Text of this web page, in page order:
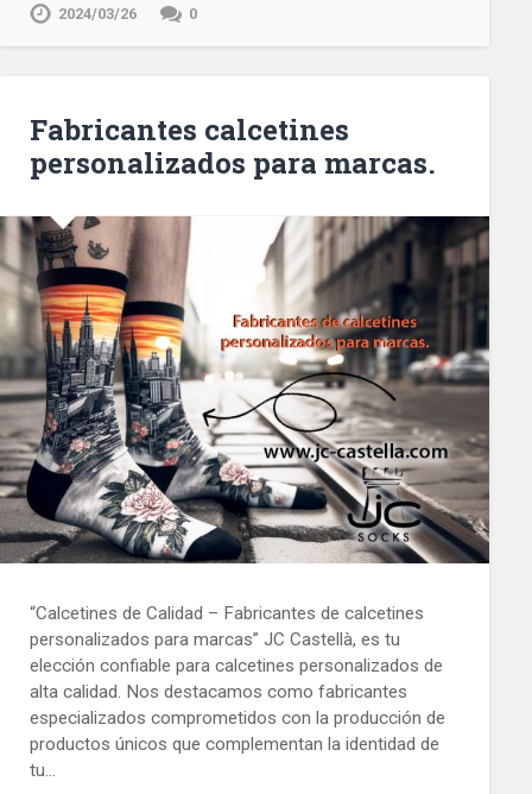
2024/03/26 0
Fabricantes calcetines
personalizados para marcas.
“Calcetines de Calidad – Fabricantes de calcetines
personalizados para marcas” JC Castellà, es tu
elección confiable para calcetines personalizados de
alta calidad. Nos destacamos como fabricantes
especializados comprometidos con la producción de
productos únicos que complementan la identidad de
tu…